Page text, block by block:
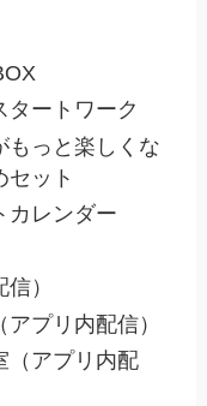
タートワーク
もっと楽しくな
セット
カレンダー
）
プリ内配信）
（アプリ内配